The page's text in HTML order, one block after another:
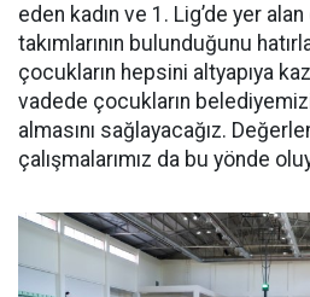
eden kadın ve 1. Lig’de yer
takımlarının bulunduğunu
çocukların hepsini altyapıya
vadede çocukların
almasını sağlayacağız.
çalışmalarımız da bu yönde